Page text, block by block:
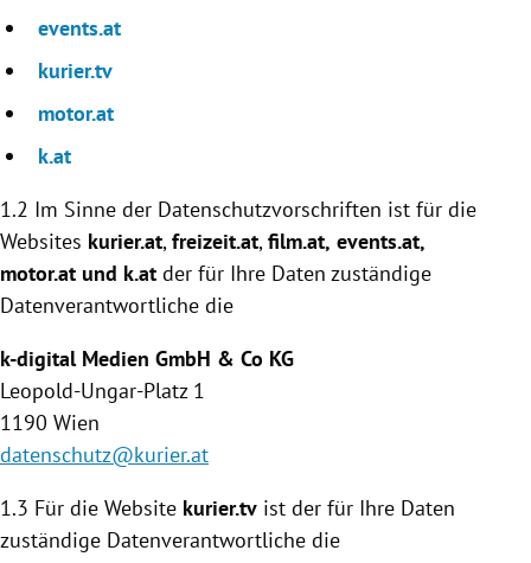
events.at
kurier.tv
motor.at
k.at
1.2 Im Sinne der Datenschutzvorschriften ist für die
Websites kurier.at, freizeit.at, film.at, events.at,
motor.at und k.at der für Ihre Daten zuständige
Datenverantwortliche die
k-digital Medien GmbH & Co KG
Leopold-Ungar-Platz 1
1190 Wien
datenschutz@kurier.at
1.3 Für die Website kurier.tv ist der für Ihre Daten
zuständige Daten­verantwortliche die